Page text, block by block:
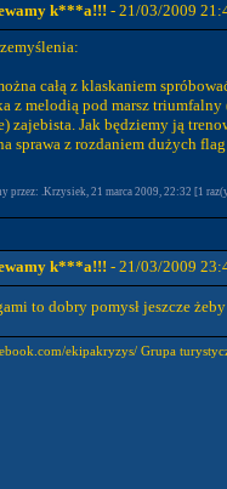
k***a!!! - 21/03/2009
całą z klaskaniem
z melodią pod marsz
zajebista. Jak będziemy ją
sprawa z rozdaniem dużych
przez: .Krzysiek, 21 marca 2009, 22:32 [1
k***a!!! - 21/03/2009
to dobry pomysł jeszcze
ekipakryzys/ Grupa